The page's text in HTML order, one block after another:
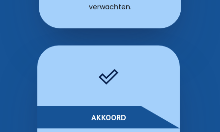
verwachten.
AKKOORD